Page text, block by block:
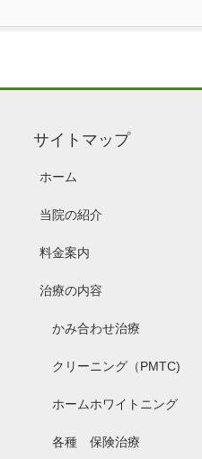
サイトマップ
ホーム
当院の紹介
料金案内
治療の内容
かみ合わせ治療
クリーニング（PMTC)
ホームホワイトニング
各種 保険治療